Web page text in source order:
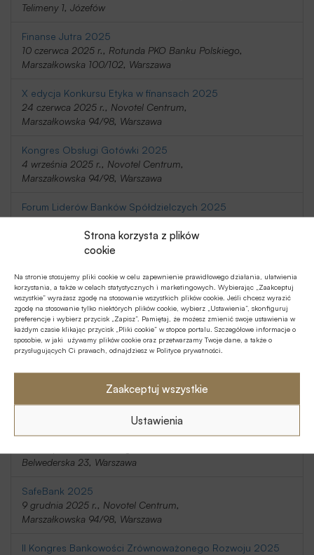
Strona korzysta z plików
cookie
Na stronie stosujemy pliki cookie w celu zapewnienie prawidłowego działania, ułatwienia
korzystania, a także w celach statystycznych i marketingowych. Wybierając „Zaakceptuj
wszystkie” wyrażasz zgodę na stosowanie wszystkich plików cookie. Jeśli chcesz wyrazić
zgodę na stosowanie tylko niektórych plików cookie, wybierz „Ustawienia”, skonfiguruj
preferencje i wybierz przycisk „Zapisz”. Pamiętaj, że możesz zmienić swoje ustawienia w
każdym czasie klikając przycisk „Pliki cookie” w stopce portalu. Szczegółowe informacje o
sposobie, w jaki używamy plików cookie oraz przetwarzamy Twoje dane, a także o
przysługujących Ci prawach, odnajdziesz w Polityce prywatności.
Zaakceptuj wszystkie
Ustawienia
Telimeny 1, Józefów
Finanse Jutra 2025
10 czerwca 2025 r., Rotunda PKO Banku Polskiego,
Marszałkowska 100/102, Warszawa
X edycja Konkursu Etyka w finansach 2025
24 czerwca 2025 r., Novotel Centrum,
Marszałkowska 94/98, Warszawa
Kongres Obsługi Gotówki 2025
4 września 2025 r., Novotel Centrum,
Marszałkowska 94/98, Warszawa
Forum Liderów Banków Spółdzielczych 2025
16-17 września 2025 r., Airport Hotel Okęcie,
Komitetu Obrony Robotników 24, Warszawa
6 listopada 2025 r., Akademia Leona Koźmińskiego,
Jagiellońska 57/59, Warszawa
IT@BANK 2025
13 listopada 2025 r., Hilton Warsaw City
Grzybowska 63, Warszawa
Kongres Finansowania Nieruchomości 2025
20-21 listopada 2025 r., Holiday Inn
Telimeny 1, Józefów
Kongres Rynku Instrumentów Pochodnych 2025
Belwederska 23, Warszawa
SafeBank 2025
9 grudnia 2025 r., Novotel Centrum,
Marszałkowska 94/98, Warszawa
II Kongres Bankowości Zrównoważonego Rozwoju 2025